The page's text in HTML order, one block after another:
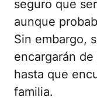
seguro que
aunque
Sin embargo,
encargarán
hasta que
familia.